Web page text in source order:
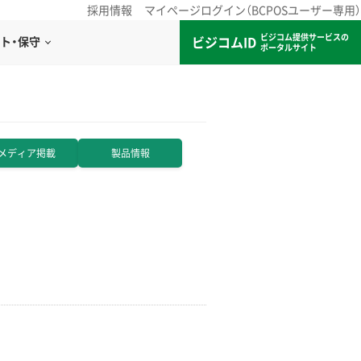
採用情報 マイページログイン（BCPOSユーザー専用）
・保守 ビジコムID
ビジコム提供サービスの
ポータルサイト
ディア掲載 製品情報